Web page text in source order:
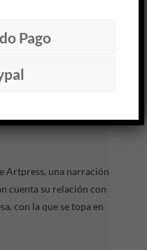
propia
Artpress, una narración
cuenta su relación con
con la que se topa en
Pago